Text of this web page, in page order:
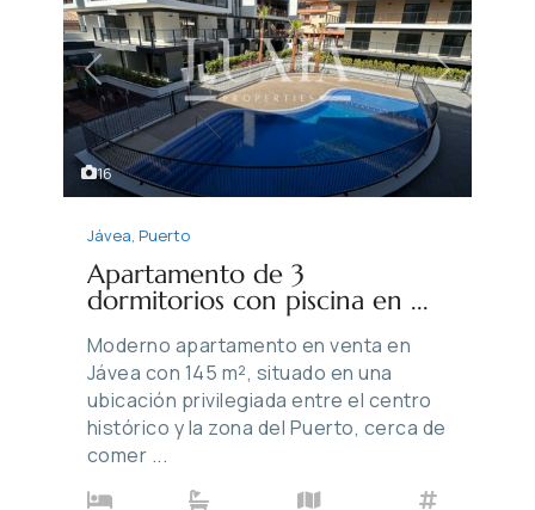
16
Previous Next
Jávea, Puerto
Apartamento de 3
dormitorios con piscina en ...
Moderno apartamento en venta en
Jávea con 145 m², situado en una
ubicación privilegiada entre el centro
histórico y la zona del Puerto, cerca de
comer ...